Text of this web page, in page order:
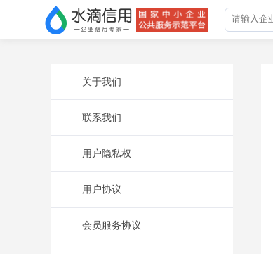
关于我们
联系我们
用户隐私权
用户协议
会员服务协议